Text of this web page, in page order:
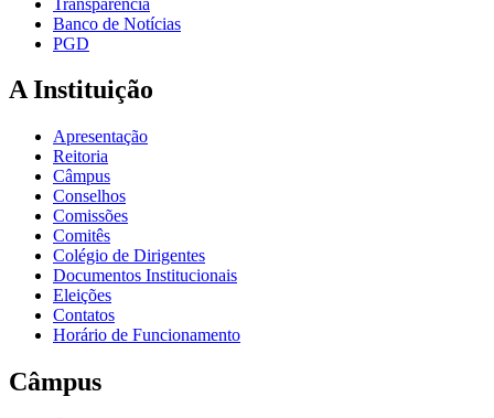
Banco de Notícias
PGD
A Instituição
Apresentação
Reitoria
Câmpus
Conselhos
Comissões
Comitês
Colégio de Dirigentes
Documentos Institucionais
Eleições
Contatos
Horário de Funcionamento
Câmpus